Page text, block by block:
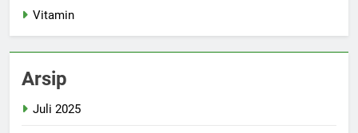
Vitamin
Arsip
Juli 2025